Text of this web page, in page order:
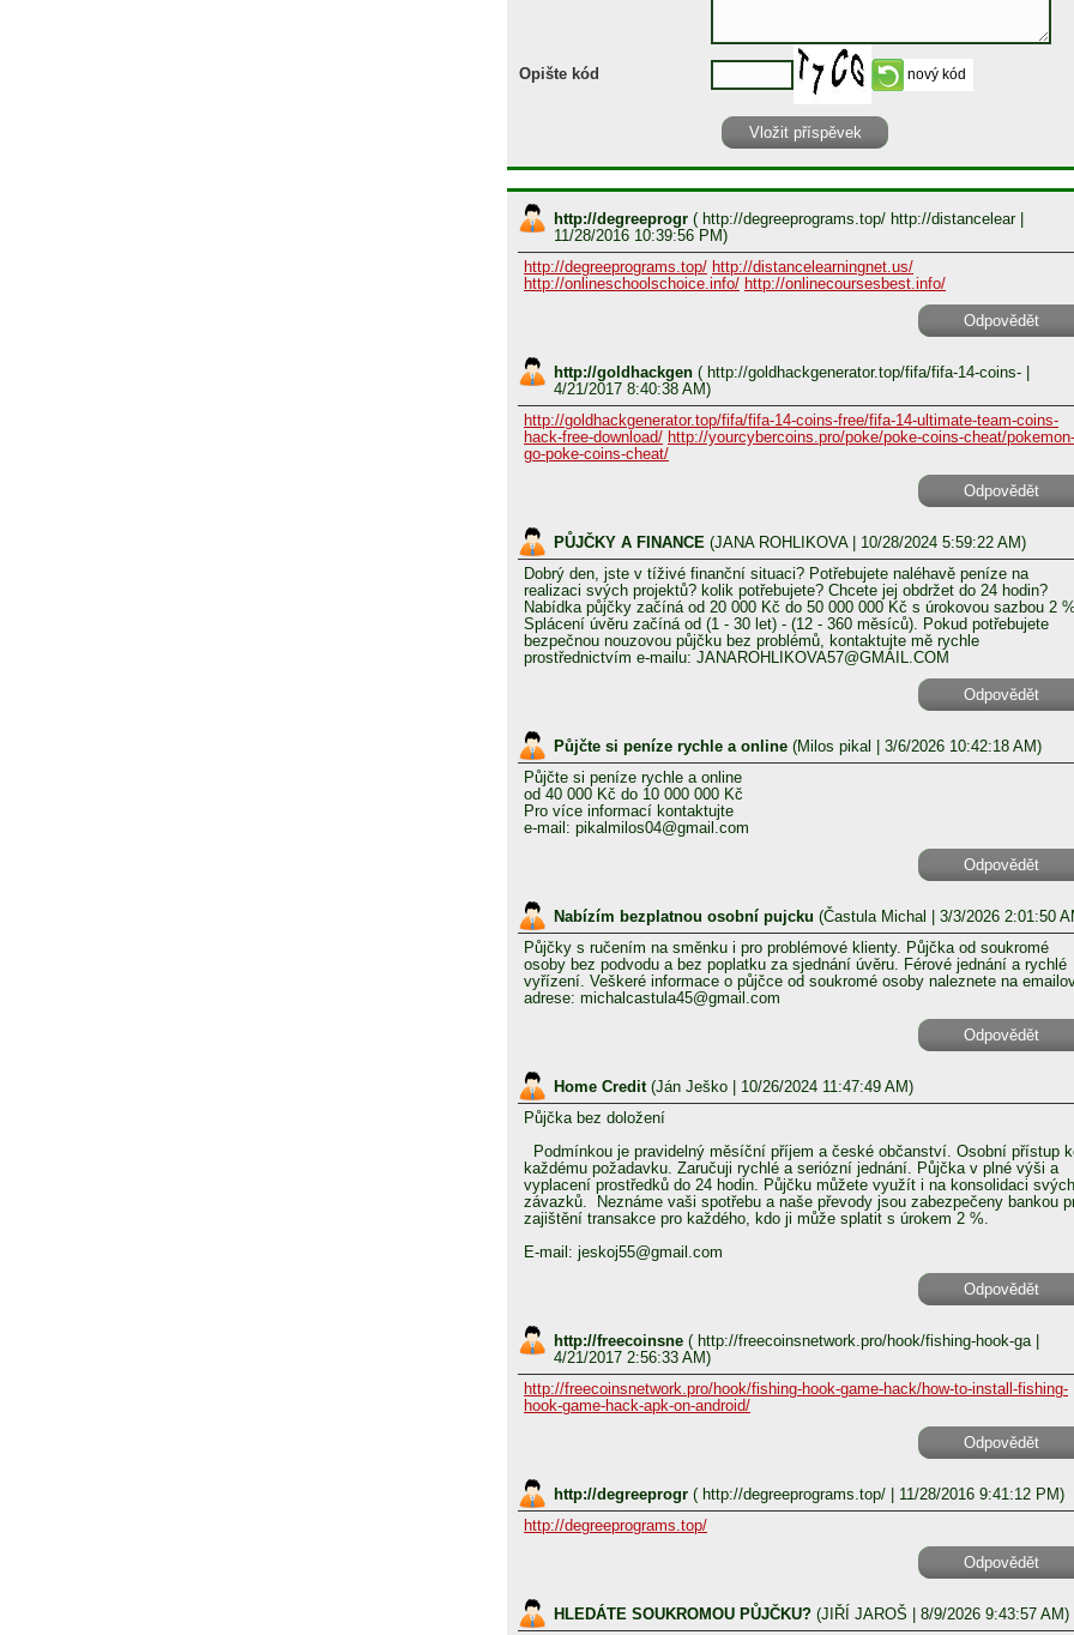
Opište kód
http://degreeprogr ( http://degreeprograms.top/ http://distancelear|
11/28/2016 10:39:56 PM)
http://degreeprograms.top/ http://distancelearningnet.us/
http://onlineschoolschoice.info/ http://onlinecoursesbest.info/
Odpovědět
http://goldhackgen ( http://goldhackgenerator.top/fifa/fifa-14-coins-
4/21/2017 8:40:38 AM)
http://goldhackgenerator.top/fifa/fifa-14-coins-free/fifa-14-ultimate-team-coins-
hack-free-download/ http://yourcybercoins.pro/poke/poke-coins-cheat/pokemon-
go-poke-coins-cheat/
Odpovědět
PŮJČKY A FINANCE (JANA ROHLIKOVA| 10/28/2024 5:59:22 AM)
Dobrý den, jste v tíživé finanční situaci? Potřebujete naléhavě peníze na
realizaci svých projektů? kolik potřebujete? Chcete jej obdržet do 24 hodin?
Nabídka půjčky začíná od 20 000 Kč do 50 000 000 Kč s úrokovou sazbou 2
Splácení úvěru začíná od (1 - 30 let) - (12 - 360 měsíců). Pokud potřebujete
bezpečnou nouzovou půjčku bez problémů, kontaktujte mě rychle
prostřednictvím e-mailu: JANAROHLIKOVA57@GMAIL.COM
Odpovědět
Půjčte si peníze rychle a online (Milos pikal
| 3/6/2026 10:42:18 AM)
Půjčte si peníze rychle a online
od 40 000 Kč do 10 000 000 Kč
Pro více informací kontaktujte
e-mail: pikalmilos04@gmail.com
Odpovědět
Nabízím bezplatnou osobní pujcku (Častula Michal
| 3/3/2026 2:01:50
Půjčky s ručením na směnku i pro problémové klienty. Půjčka od soukromé
osoby bez podvodu a bez poplatku za sjednání úvěru. Férové ​​jednání a rychlé
vyřízení. Veškeré informace o půjčce od soukromé osoby naleznete na
adrese: michalcastula45@gmail.com
Odpovědět
Home Credit (Ján Ješko
| 10/26/2024 11:47:49 AM)
Půjčka bez doložení
Podmínkou je pravidelný měsíční příjem a české občanství. Osobní přístup
každému požadavku. Zaručuji rychlé a seriózní jednání. Půjčka v plné výši a
vyplacení prostředků do 24 hodin. Půjčku můžete využít i na konsolidaci svých
závazků. Neznáme vaši spotřebu a naše převody jsou zabezpečeny bankou
zajištění transakce pro každého, kdo ji může splatit s úrokem 2 %.
E-mail: jeskoj55@gmail.com
Odpovědět
http://freecoinsne ( http://freecoinsnetwork.pro/hook/fishing-hook-ga|
4/21/2017 2:56:33 AM)
http://freecoinsnetwork.pro/hook/fishing-hook-game-hack/how-to-install-fishing-
hook-game-hack-apk-on-android/
Odpovědět
http://degreeprogr ( http://degreeprograms.top/
| 11/28/2016 9:41:12 PM)
http://degreeprograms.top/
Odpovědět
HLEDÁTE SOUKROMOU PŮJČKU? (JIŘÍ JAROŠ | 8/9/2026 9:43:57 AM)